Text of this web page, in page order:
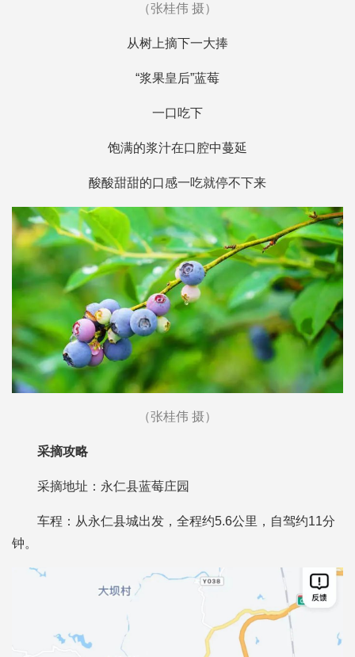
（张桂伟 摄）
从树上摘下一大捧
“浆果皇后”蓝莓
一口吃下
饱满的浆汁在口腔中蔓延
酸酸甜甜的口感一吃就停不下来
（张桂伟 摄）
采摘攻略
采摘地址：永仁县蓝莓庄园
车程：从永仁县城出发，全程约5.6公里，自驾约11分
钟。